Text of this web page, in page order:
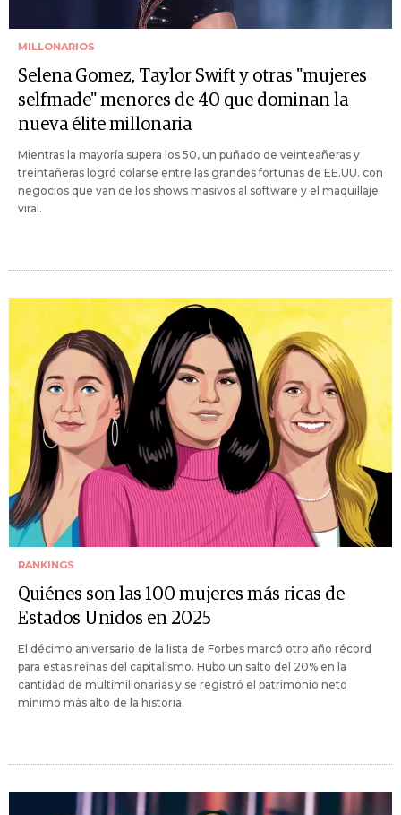
MILLONARIOS
Selena Gomez, Taylor Swift y otras "mujeres
selfmade" menores de 40 que dominan la
nueva élite millonaria
Mientras la mayoría supera los 50, un puñado de veinteañeras y
treintañeras logró colarse entre las grandes fortunas de EE.UU. con
negocios que van de los shows masivos al software y el maquillaje
viral.
RANKINGS
Quiénes son las 100 mujeres más ricas de
Estados Unidos en 2025
El décimo aniversario de la lista de Forbes marcó otro año récord
para estas reinas del capitalismo. Hubo un salto del 20% en la
cantidad de multimillonarias y se registró el patrimonio neto
mínimo más alto de la historia.